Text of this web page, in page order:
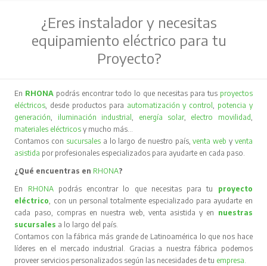
¿Eres instalador y necesitas
equipamiento eléctrico para tu
Proyecto?
En RHONA podrás encontrar todo lo que necesitas para tus proyectos
eléctricos, desde productos para automatización y control, potencia y
generación, iluminación industrial, energía solar, electro movilidad,
materiales eléctricos y mucho más…
Contamos con sucursales a lo largo de nuestro país,venta web y venta
asistida por profesionales especializados para ayudarte en cada paso.
¿Qué encuentras en RHONA?
En RHONA podrás encontrar lo que necesitas para tu proyecto
eléctrico, con un personal totalmente especializado para ayudarte en
cada paso, compras en nuestra web, venta asistida y en nuestras
sucursales a lo largo del país.
Contamos con la fábrica más grande de Latinoamérica lo que nos hace
líderes en el mercado industrial. Gracias a nuestra fábrica podemos
proveer servicios personalizados según las necesidades de tu empresa.